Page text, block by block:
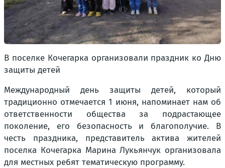
В поселке Кочегарка организовали праздник ко Дню
защиты детей
Международный день защиты детей, который
традиционно отмечается 1 июня, напоминает нам об
ответственности общества за подрастающее
поколение, его безопасность и благополучие. В
честь праздника, представитель актива жителей
поселка Кочегарка Марина Лукьянчук организовала
для местных ребят тематическую программу.